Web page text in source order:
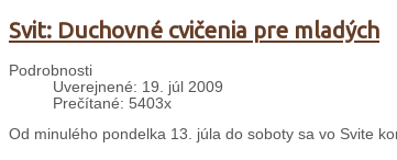
Svit: Duchovné cvičenia pre mladých
Podrobnosti
Uverejnené: 19. júl 2009
Prečítané: 5403x
Od minulého pondelka 13. júla do soboty sa vo Svite